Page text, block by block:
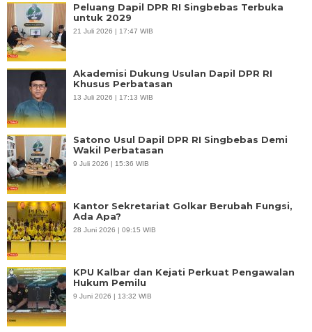
Peluang Dapil DPR RI Singbebas Terbuka
untuk 2029
21 Juli 2026 | 17:47 WIB
Akademisi Dukung Usulan Dapil DPR RI
Khusus Perbatasan
13 Juli 2026 | 17:13 WIB
Satono Usul Dapil DPR RI Singbebas Demi
Wakil Perbatasan
9 Juli 2026 | 15:36 WIB
Kantor Sekretariat Golkar Berubah Fungsi,
Ada Apa?
28 Juni 2026 | 09:15 WIB
KPU Kalbar dan Kejati Perkuat Pengawalan
Hukum Pemilu
9 Juni 2026 | 13:32 WIB